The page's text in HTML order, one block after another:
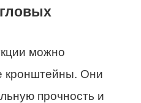
можно
кронштейны. Они
прочность и